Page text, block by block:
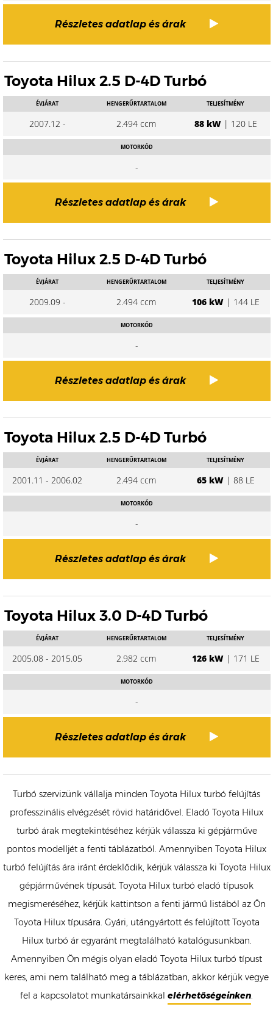
Részletes adatlap és árak
Toyota Hilux 2.5 D-4D Turbó
ÉVJÁRAT
2007.12 -
HENGERŰRTARTALOM
2.494 ccm
TELJESÍTMÉNY
88 kW| 120 LE
MOTORKÓD
-
Részletes adatlap és árak
Toyota Hilux 2.5 D-4D Turbó
ÉVJÁRAT
2009.09 -
HENGERŰRTARTALOM
2.494 ccm
TELJESÍTMÉNY
106 kW| 144 LE
MOTORKÓD
-
Részletes adatlap és árak
Toyota Hilux 2.5 D-4D Turbó
ÉVJÁRAT
2001.11 - 2006.02
HENGERŰRTARTALOM
2.494 ccm
TELJESÍTMÉNY
65 kW| 88 LE
MOTORKÓD
-
Részletes adatlap és árak
Toyota Hilux 3.0 D-4D Turbó
ÉVJÁRAT
2005.08 - 2015.05
HENGERŰRTARTALOM
2.982 ccm
TELJESÍTMÉNY
126 kW| 171 LE
MOTORKÓD
-
Részletes adatlap és árak
Turbó szervizünk vállalja minden Toyota Hilux turbó felújítás
professzinális elvégzését rövid határidővel. Eladó Toyota Hilux
turbó árak megtekintéséhez kérjük válassza ki gépjárműve
pontos modelljét a fenti táblázatból. Amennyiben Toyota Hilux
turbó felújítás ára iránt érdeklődik, kérjük válassza ki Toyota Hilux
gépjárművének típusát. Toyota Hilux turbó eladó típusok
megismeréséhez, kérjük kattintson a fenti jármű listából az Ön
Toyota Hilux típusára. Gyári, utángyártott és felújított Toyota
Hilux turbó ár egyaránt megtalálható katalógusunkban.
Amennyiben Ön mégis olyan eladó Toyota Hilux turbó típust
keres, ami nem található meg a táblázatban, akkor kérjük vegye
fel a kapcsolatot munkatársainkkal elérhetőségeinken.